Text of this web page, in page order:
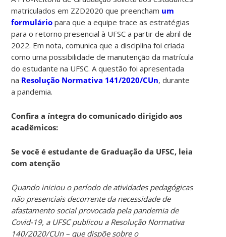
matriculados em ZZD2020 que preencham um
formulário para que a equipe trace as estratégias
para o retorno presencial à UFSC a partir de abril de
2022. Em nota, comunica que a disciplina foi criada
como uma possibilidade de manutenção da matrícula
do estudante na UFSC. A questão foi apresentada
na Resolução Normativa 141/2020/CUn, durante
a pandemia.
Confira a íntegra do comunicado dirigido aos
acadêmicos:
Se você é estudante de Graduação da UFSC, leia
com atenção
Quando iniciou o período de atividades pedagógicas
não presenciais decorrente da necessidade de
afastamento social provocada pela pandemia de
Covid-19, a UFSC publicou a Resolução Normativa
140/2020/CUn – que dispõe sobre o